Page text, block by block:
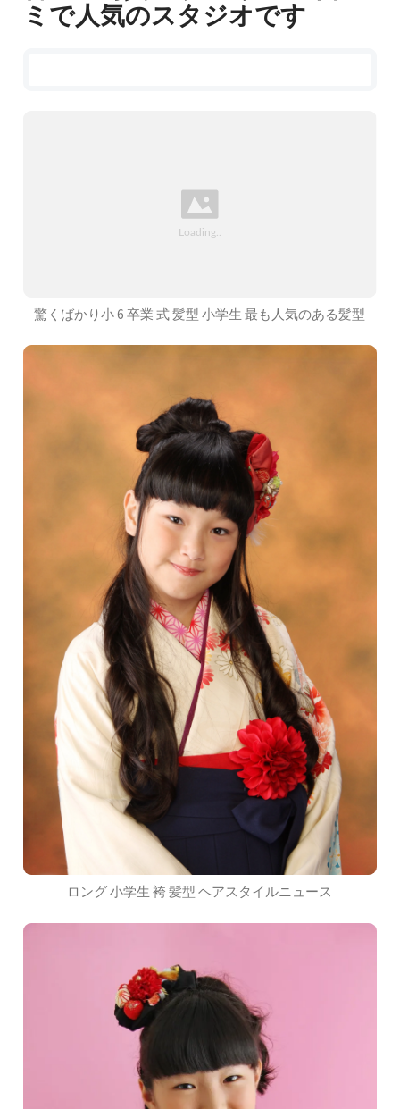
ミで人気のスタジオです
驚くばかり小 6 卒業 式 髪型 小学生 最も人気のある髪型
ロング 小学生 袴 髪型 ヘアスタイルニュース